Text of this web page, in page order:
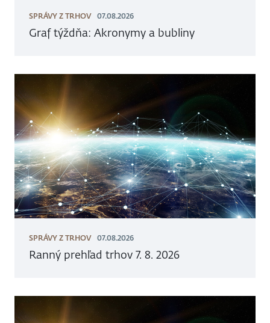
SPRÁVY Z TRHOV 07.08.2026
Graf týždňa: Akronymy a bubliny
SPRÁVY Z TRHOV 07.08.2026
Ranný prehľad trhov 7. 8. 2026